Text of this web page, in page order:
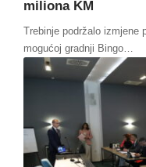
miliona KM
Trebinje podržalo izmjene
mogućoj gradnji Bingo